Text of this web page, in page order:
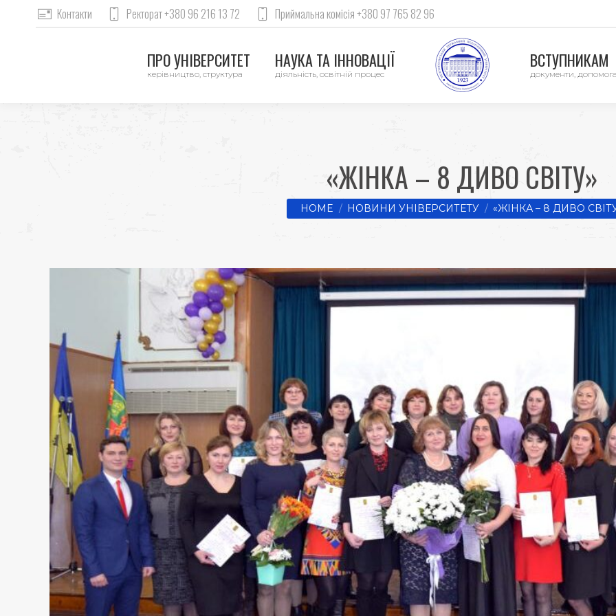
Контакти Ректорат +380 96 216 13 72 Приймальна комісія +380 97 765 82 96
ПРО УНІВЕРСИТЕТ
керівництво, структура
НАУКА ТА ІННОВАЦІЇ
діяльність, освітній процес
ВСТУПНИКАМ
документи,
«ЖІНКА – 8 ДИВО СВІТУ»
You are here:
HOME НОВИНИ УНІВЕРСИТЕТУ «ЖІНКА – 8 ДИВО